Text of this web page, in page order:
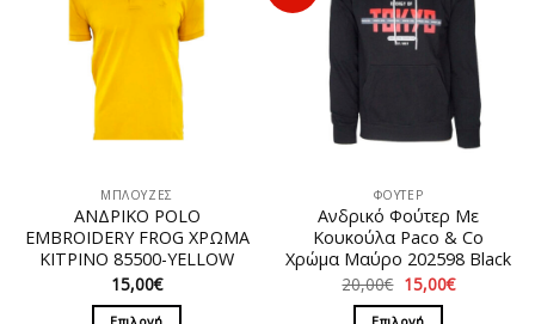
ΜΠΛΟΥΖΕΣ
ΑΝΔΡΙΚΟ POLO
EMBROIDERY FROG ΧΡΩΜΑ
ΚΙΤΡΙΝΟ 85500-YELLOW
15,00€
ΦΟΥΤΕΡ
Ανδρικό Φούτερ Με
Κουκούλα Paco & Co
Χρώμα Μαύρο 202598 Black
20,00€ Original
price
was:
15,00€Η
τρέχουσα